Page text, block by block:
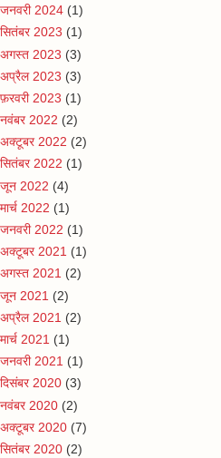
जनवरी 2024 (1)
सितंबर 2023 (1)
अगस्त 2023 (3)
अप्रैल 2023 (3)
फ़रवरी 2023 (1)
नवंबर 2022 (2)
अक्टूबर 2022 (2)
सितंबर 2022 (1)
जून 2022 (4)
मार्च 2022 (1)
जनवरी 2022 (1)
अक्टूबर 2021 (1)
अगस्त 2021 (2)
जून 2021 (2)
अप्रैल 2021 (2)
मार्च 2021 (1)
जनवरी 2021 (1)
दिसंबर 2020 (3)
नवंबर 2020 (2)
अक्टूबर 2020 (7)
सितंबर 2020 (2)